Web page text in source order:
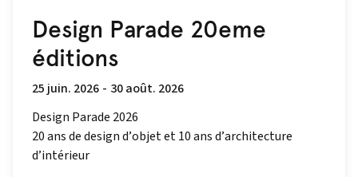
Design Parade 20eme
éditions
25 juin. 2026 - 30 août. 2026
Design Parade 2026
20 ans de design d’objet et 10 ans d’architecture
d’intérieur